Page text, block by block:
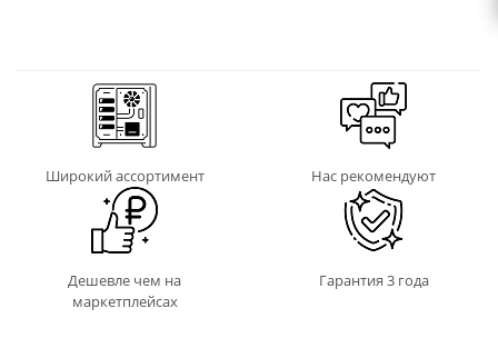
Широкий ассортимент Нас рекомендуют
Дешевле чем на
маркетплейсах
Гарантия 3 года